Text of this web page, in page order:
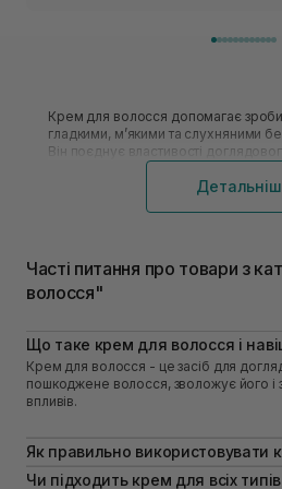
Крем для волосся допомагає
гладкими, м’якими та слухняними
Він поєднує властивості
захищаючи волосся від сухості,
впливу довкілля. Продукт легко
Крем для волосся — це незмивний
підтримувати пасма зволоженими,
гарячого та сухого повітря, сонця,
Полегшення розчісування,
волосся, зменшення ламкості,
Виробники пропонують також
дією. Для тих, хто часто
Часті питання про товари з
волосся"
Що таке крем для волосся і
Крем для волосся - це засіб для
пошкоджене волосся, зволожує його і
впливів.
Як правильно використовувати
Нанесіть невелику кількість крему на
Чи підходить крем для всіх